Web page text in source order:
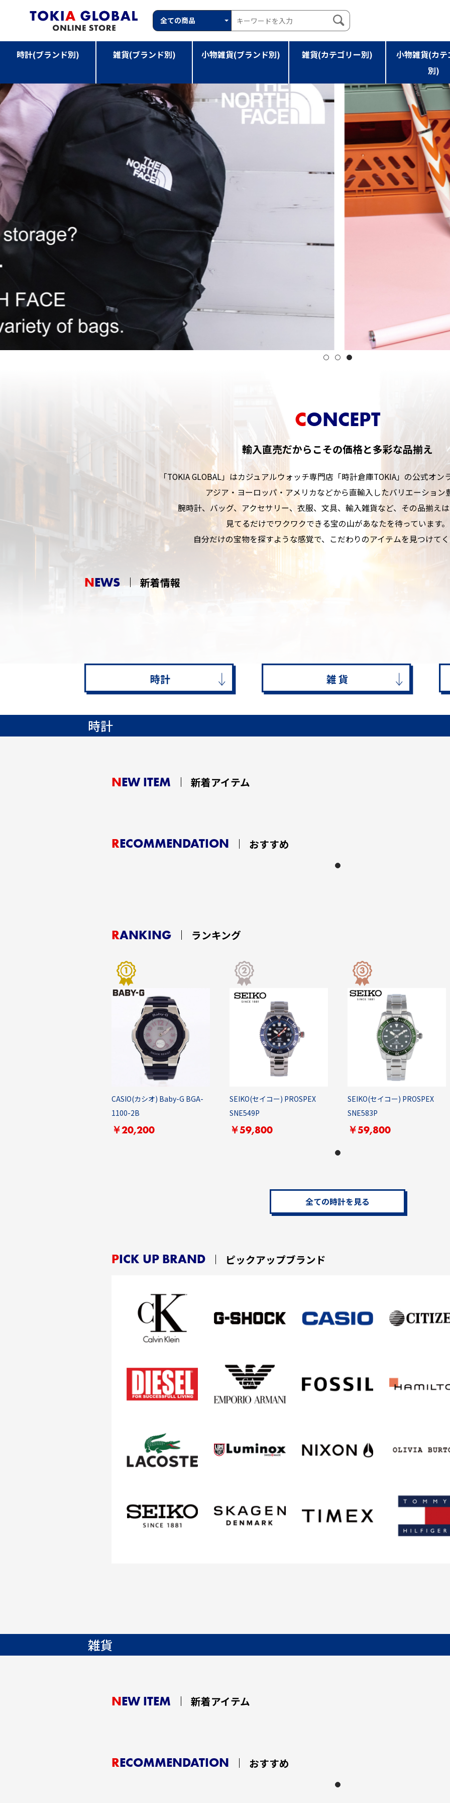
時計(ブランド別) 雑貨(ブランド別) 小物雑貨(ブランド別) 雑貨(カテゴリー別)
小物雑貨(カテ
別)
CONCEPT
輸入直売だからこその価格と多彩な品揃え
「TOKIA GLOBAL」はカジュアルウォッチ専門店 「時計倉庫TOKIA」の公式オン
アジア・ヨーロッパ・アメリカなどから直輸入したバリエーション
腕時計、バッグ、アクセサリー、衣服、文具、 輸入雑貨など、その品揃え
見てるだけでワクワクできる宝の山があなたを待っています。
自分だけの宝物を探すような感覚で、 こだわりのアイテムを見つけて
NEWS 新着情報
時計 雑 貨
時計
NEW ITEM 新着アイテム
RECOMMENDATION おすすめ
RANKING ランキング
CASIO(カシオ) Baby-G BGA-
1100-2B
￥20,200
SEIKO(セイコー) PROSPEX
SNE549P
￥59,800
SEIKO(セイコー) PROSPEX
SNE583P
￥59,800
全ての時計を見る
PICK UP BRAND ピックアップブランド
雑貨
NEW ITEM 新着アイテム
RECOMMENDATION おすすめ